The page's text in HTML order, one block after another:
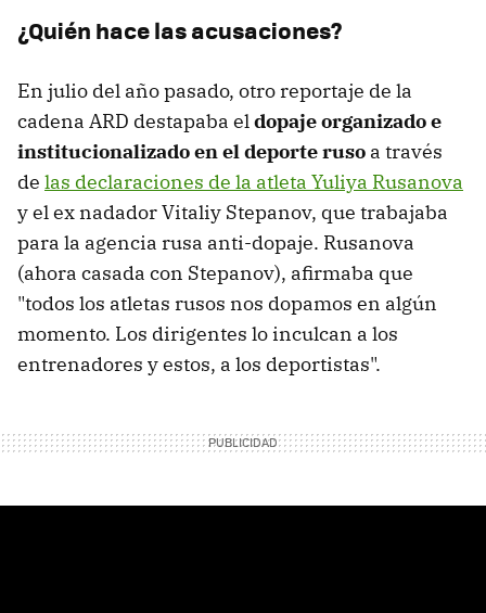
¿Quién hace las acusaciones?
En julio del año pasado, otro reportaje de la
cadena ARD destapaba eldopaje organizado e
institucionalizado en el deporte ruso a través
de las declaraciones de la atleta Yuliya Rusanova
y el ex nadador Vitaliy Stepanov, que trabajaba
para la agencia rusa anti-dopaje. Rusanova
(ahora casada con Stepanov), afirmaba que
"todos los atletas rusos nos dopamos en algún
momento. Los dirigentes lo inculcan a los
entrenadores y estos, a los deportistas".